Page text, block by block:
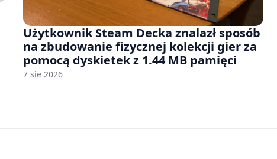
Użytkownik Steam Decka znalazł sposób
na zbudowanie fizycznej kolekcji gier za
pomocą dyskietek z 1.44 MB pamięci
7 sie 2026